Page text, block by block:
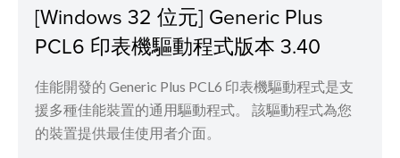
[Windows 32 位元] Generic Plus
PCL6 印表機驅動程式版本 3.40
佳能開發的 Generic Plus PCL6 印表機驅動程式是支
援多種佳能裝置的通用驅動程式。 該驅動程式為您
的裝置提供最佳使用者介面。